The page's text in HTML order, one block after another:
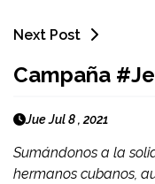
Next Post
Campaña
Jue Jul 8 , 2021
Sumándonos a la
hermanos cubanos,